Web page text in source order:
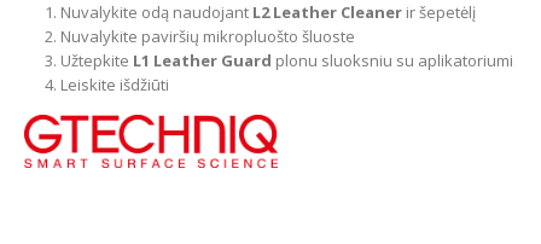
Nuvalykite odą naudojant L2 Leather Cleanerir šepetėlį
Nuvalykite paviršių mikropluošto šluoste
Užtepkite L1 Leather Guard plonu sluoksniu su aplikatoriumi
Leiskite išdžiūti